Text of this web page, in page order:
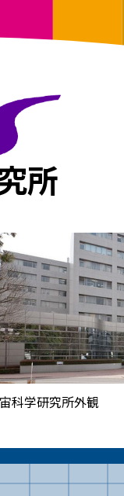
所
科学研究所外観